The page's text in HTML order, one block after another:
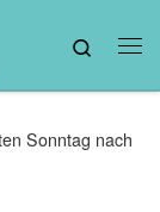
Search
Sonntag nach